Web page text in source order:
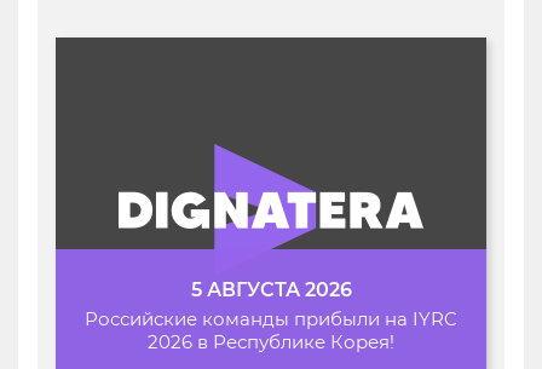
5 АВГУСТА 2026
Российские команды прибыли на IYRC
2026 в Республике Корея!